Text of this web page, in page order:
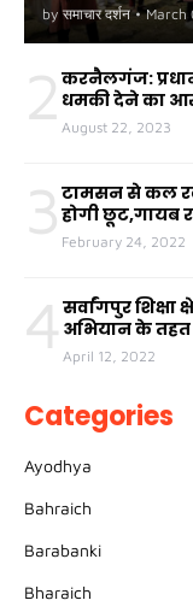
by समाचार दर्शन • March
2 करनैलगंज:
धमकी देने का
August 22, 2023
3 टामसन से कल
होगी छूट,गायब
February 24, 2022
4 सर्वांगपुर शिक्षा
अभियान के तहत
April 12, 2022
Categories
Ayodhya
Bahraich
Barabanki
Bharaich